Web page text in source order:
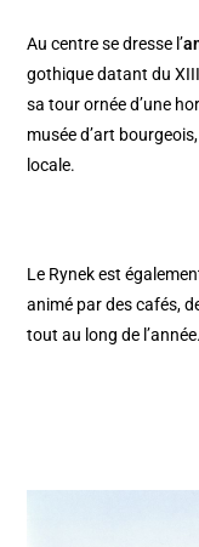
Au centre se dresse l’
gothique datant du
sa tour ornée d’une
musée d’art
locale.
Le Rynek est
animé par des cafés,
tout au long de l’année.